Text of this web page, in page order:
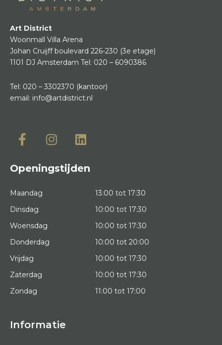
Art District
Woonmall Villa Arena
Johan Cruijff boulevard 226-230 (3e etage)
1101 DJ Amsterdam Tel: 020 – 6090386
Tel: 020 – 3302370 (kantoor)
email: info@artdistrict.nl
Openingstijden
Maandag
13:00 tot 17:30
Dinsdag
10:00 tot 17:30
Woensdag
10:00 tot 17:30
Donderdag
10:00 tot 20:00
Vrijdag
10:00 tot 17:30
Zaterdag
10:00 tot 17:30
Zondag
11:00 tot 17:00
Informatie